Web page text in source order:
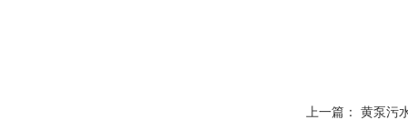
上一篇： 黄泵污